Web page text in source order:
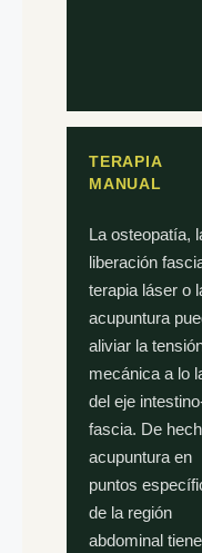
TERAPIA
MANUAL
La osteopatía,
liberación
terapia láser o
acupuntura
aliviar la
mecánica a lo
del eje
fascia. De
acupuntura en
puntos
de la región
abdominal